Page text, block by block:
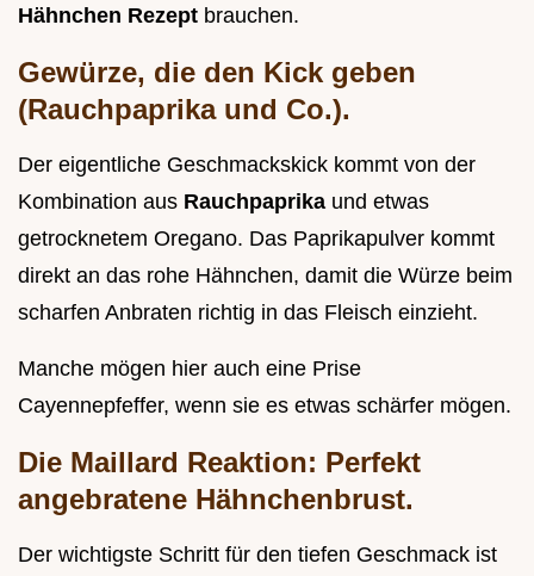
Hähnchen Rezept brauchen.
Gewürze, die den Kick geben
(Rauchpaprika und Co.).
Der eigentliche Geschmackskick kommt von der
Kombination aus Rauchpaprika und etwas
getrocknetem Oregano. Das Paprikapulver kommt
direkt an das rohe Hähnchen, damit die Würze beim
scharfen Anbraten richtig in das Fleisch einzieht.
Manche mögen hier auch eine Prise
Cayennepfeffer, wenn sie es etwas schärfer mögen.
Die Maillard Reaktion: Perfekt
angebratene Hähnchenbrust.
Der wichtigste Schritt für den tiefen Geschmack ist